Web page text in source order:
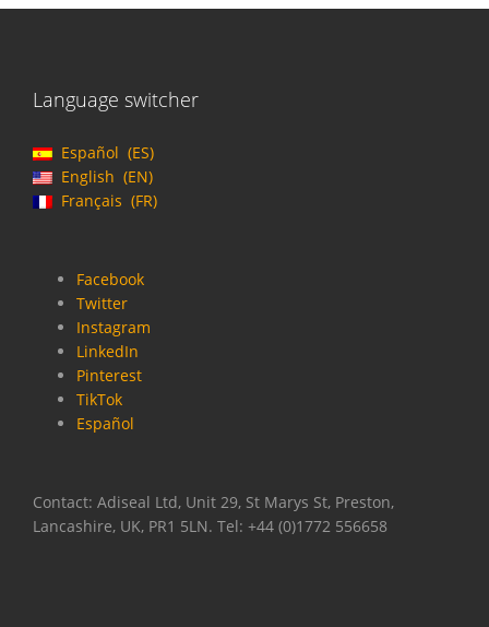
Language switcher
Español
ES
English
EN
Français
FR
Facebook
Twitter
Instagram
LinkedIn
Pinterest
TikTok
Español
Contact: Adiseal Ltd, Unit 29, St Marys St, Preston,
Lancashire, UK, PR1 5LN. Tel: +44 (0)1772 556658